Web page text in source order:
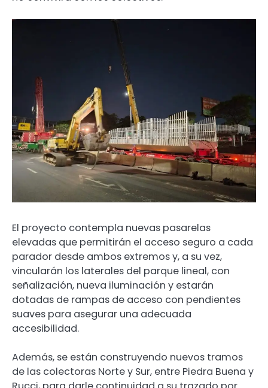
El proyecto contempla nuevas pasarelas
elevadas que permitirán el acceso seguro a cada
parador desde ambos extremos y, a su vez,
vincularán los laterales del parque lineal, con
señalización, nueva iluminación y estarán
dotadas de rampas de acceso con pendientes
suaves para asegurar una adecuada
accesibilidad.
Además, se están construyendo nuevos tramos
de las colectoras Norte y Sur, entre Piedra Buena y